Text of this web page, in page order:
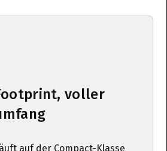
voller
auf der Compact-Klasse